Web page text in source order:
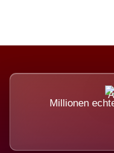
Millionen